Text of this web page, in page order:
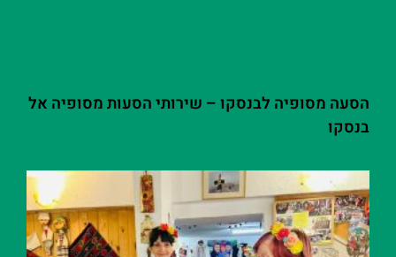
הסעה מסופיה לבנסקו – שירותי הסעות מסופיה אל
בנסקו